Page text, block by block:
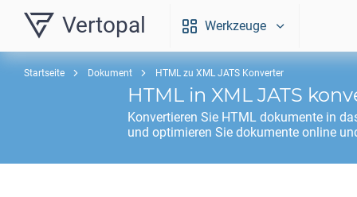
Vertopal Werkzeuge
Startseite Dokument HTML zu XML JATS Konverter
HTML in XML JATS
Konvertieren Sie HTML dokumente in
und optimieren Sie dokumente online